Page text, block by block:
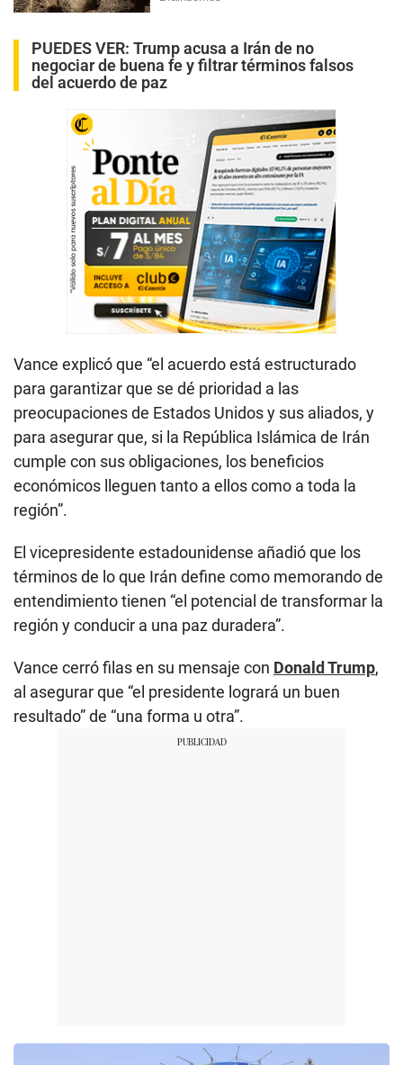
PUEDES VER: Trump acusa a Irán de no
negociar de buena fe y filtrar términos falsos
del acuerdo de paz
Vance explicó que “el acuerdo está estructurado
para garantizar que se dé prioridad a las
preocupaciones de Estados Unidos y sus aliados, y
para asegurar que, si la República Islámica de Irán
cumple con sus obligaciones, los beneficios
económicos lleguen tanto a ellos como a toda la
región”.
El vicepresidente estadounidense añadió que los
términos de lo que Irán define como memorando de
entendimiento tienen “el potencial de transformar la
región y conducir a una paz duradera”.
Vance cerró filas en su mensaje con Donald Trump,
al asegurar que “el presidente logrará un buen
resultado” de “una forma u otra”.